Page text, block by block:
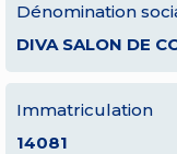
Dénomination
DIVA SALON DE
Immatriculation
14081